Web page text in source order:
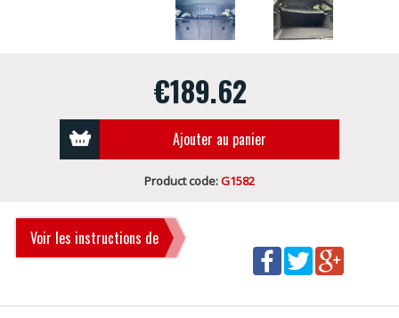
€189.62
Ajouter au panier
Product code:G1582
Voir les instructions de